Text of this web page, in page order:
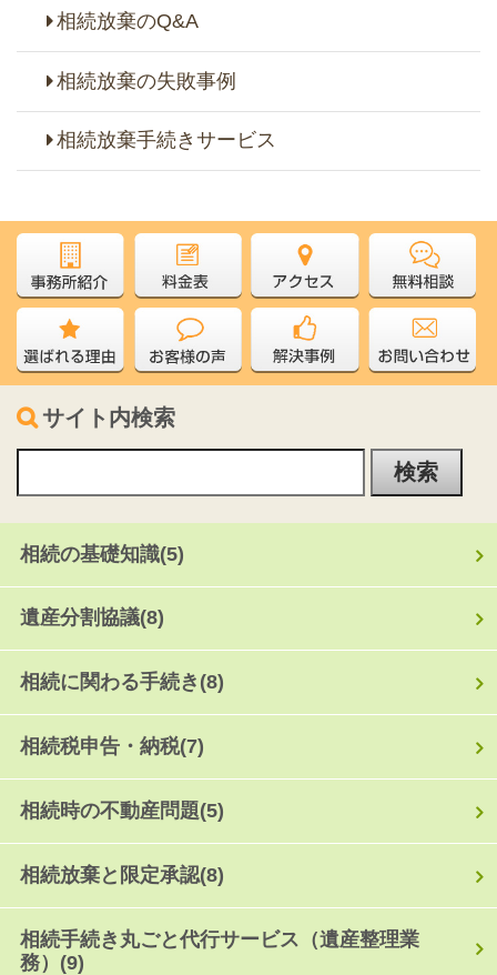
相続放棄のQ&A
相続放棄の失敗事例
相続放棄手続きサービス
サイト内検索
相続の基礎知識(5)
遺産分割協議(8)
相続に関わる手続き (8)
相続税申告・納税(7)
相続時の不動産問題(5)
相続放棄と限定承認(8)
相続手続き丸ごと代行サービス（遺産整理業
務） (9)